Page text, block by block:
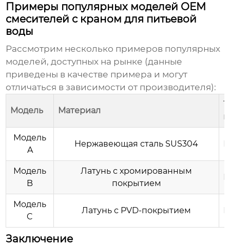
Примеры популярных моделей OEM
смесителей с краном для питьевой
воды
Рассмотрим несколько примеров популярных
моделей, доступных на рынке (данные
приведены в качестве примера и могут
отличаться в зависимости от производителя):
Модель Материал
Модель
A
Нержавеющая сталь SUS304
Модель
B
Латунь с хромированным
покрытием
Модель
C
Латунь с PVD-покрытием
Заключение